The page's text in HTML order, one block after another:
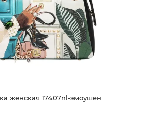
LEE Сумка женская 17407nl-эмоушен